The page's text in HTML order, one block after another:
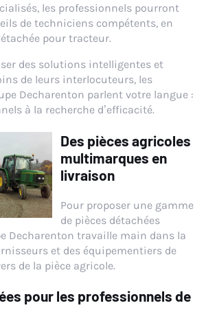
les professionnels pourront
de techniciens compétents, en
pour tracteur.
des solutions intelligentes et
de leurs interlocuteurs, les
Decharenton parlent votre langue :
à la recherche d’efficacité.
Des pièces agricoles
multimarques en
livraison
Pour proposer une gamme
de pièces détachées
Decharenton travaille main dans la
et des équipementiers de
de la pièce agricole.
pour les professionnels de